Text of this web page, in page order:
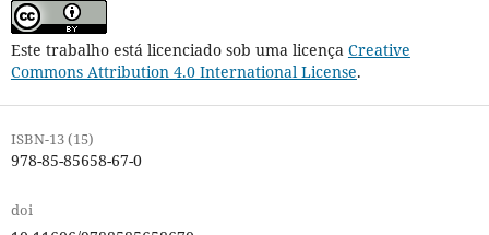
Este trabalho está licenciado sob uma licença Creative
Commons Attribution 4.0 International License.
ISBN-13 (15)
978-85-85658-67-0
doi